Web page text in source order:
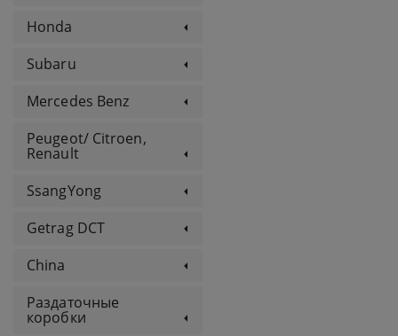
Honda
Subaru
Mercedes Benz
Peugeot/ Citroen,
Renault
SsangYong
Getrag DCT
China
Раздаточные
коробки